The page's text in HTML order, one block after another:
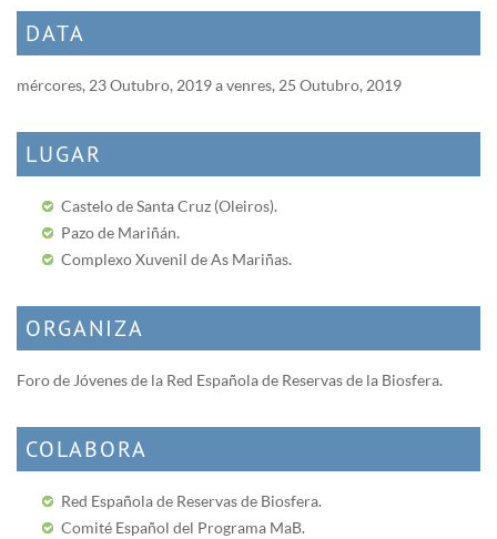
DATA
mércores, 23 Outubro, 2019avenres, 25 Outubro, 2019
LUGAR
Castelo de Santa Cruz (Oleiros).
Pazo de Mariñán.
Complexo Xuvenil de As Mariñas.
ORGANIZA
Foro de Jóvenes de la Red Española de Reservas de la Biosfera.
COLABORA
Red Española de Reservas de Biosfera.
Comité Español del Programa MaB.